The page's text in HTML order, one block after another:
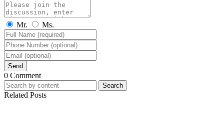
Mr. Ms.
Send
0 Comment
Search
Related Posts